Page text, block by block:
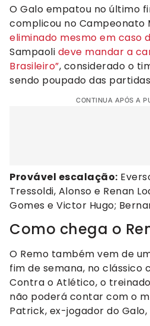
O Galo empatou no último
complicou no Campeonato
eliminado mesmo em caso
Sampaoli deve mandar a
Brasileiro”, considerado o
sendo poupado das
CONTINUA APÓS A
Provável escalação:
Tressoldi, Alonso e Renan
Gomes e Victor Hugo;
Como chega o
O Remo também vem de
fim de semana, no clássico
Contra o Atlético, o
não poderá contar com o
Patrick, ex-jogador do